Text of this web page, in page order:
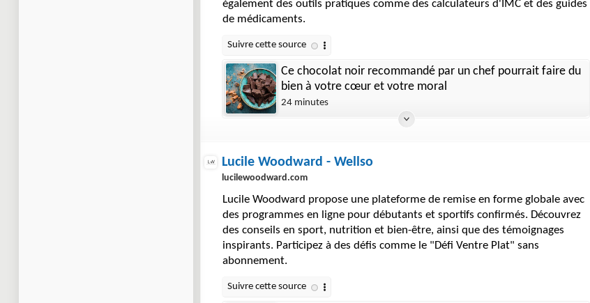
également des outils pratiques comme des calculateurs d'IMC et des guides
de médicaments.
Ce chocolat noir recommandé par un chef pourrait faire du
bien à votre cœur et votre moral
24 minutes
Lucile Woodward - Wellso
lucilewoodward.com
Lucile Woodward propose une plateforme de remise en forme globale avec
des programmes en ligne pour débutants et sportifs confirmés. Découvrez
des conseils en sport, nutrition et bien-être, ainsi que des témoignages
inspirants. Participez à des défis comme le "Défi Ventre Plat" sans
abonnement.